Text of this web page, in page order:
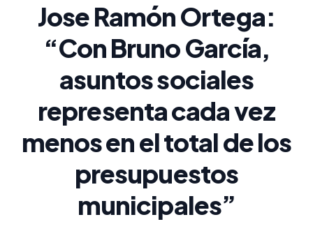
Jose Ramón Ortega:
“Con Bruno García,
asuntos sociales
representa cada vez
menos en el total de los
presupuestos
municipales”